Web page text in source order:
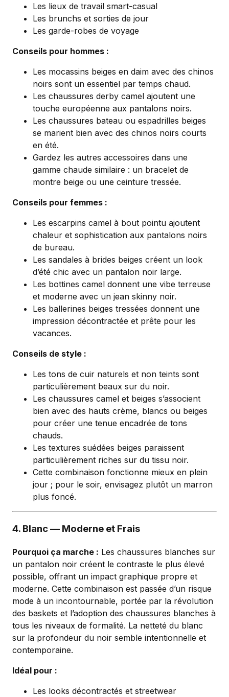
Les lieux de travail smart-casual
Les brunchs et sorties de jour
Les garde-robes de voyage
Conseils pour hommes :
Les mocassins beiges en daim avec des chinos
noirs sont un essentiel par temps chaud.
Les chaussures derby camel ajoutent une
touche européenne aux pantalons noirs.
Les chaussures bateau ou espadrilles beiges
se marient bien avec des chinos noirs courts
en été.
Gardez les autres accessoires dans une
gamme chaude similaire : un bracelet de
montre beige ou une ceinture tressée.
Conseils pour femmes :
Les escarpins camel à bout pointu ajoutent
chaleur et sophistication aux pantalons noirs
de bureau.
Les sandales à brides beiges créent un look
d’été chic avec un pantalon noir large.
Les bottines camel donnent une vibe terreuse
et moderne avec un jean skinny noir.
Les ballerines beiges tressées donnent une
impression décontractée et prête pour les
vacances.
Conseils de style :
Les tons de cuir naturels et non teints sont
particulièrement beaux sur du noir.
Les chaussures camel et beiges s’associent
bien avec des hauts crème, blancs ou beiges
pour créer une tenue encadrée de tons
chauds.
Les textures suédées beiges paraissent
particulièrement riches sur du tissu noir.
Cette combinaison fonctionne mieux en plein
jour ; pour le soir, envisagez plutôt un marron
plus foncé.
4. Blanc — Moderne et Frais
Pourquoi ça marche : Les chaussures blanches sur
un pantalon noir créent le contraste le plus élevé
possible, offrant un impact graphique propre et
moderne. Cette combinaison est passée d’un risque
mode à un incontournable, portée par la révolution
des baskets et l’adoption des chaussures blanches à
tous les niveaux de formalité. La netteté du blanc
sur la profondeur du noir semble intentionnelle et
contemporaine.
Idéal pour :
Les looks décontractés et streetwear